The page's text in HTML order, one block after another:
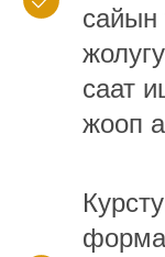
сайын
саат
жооп